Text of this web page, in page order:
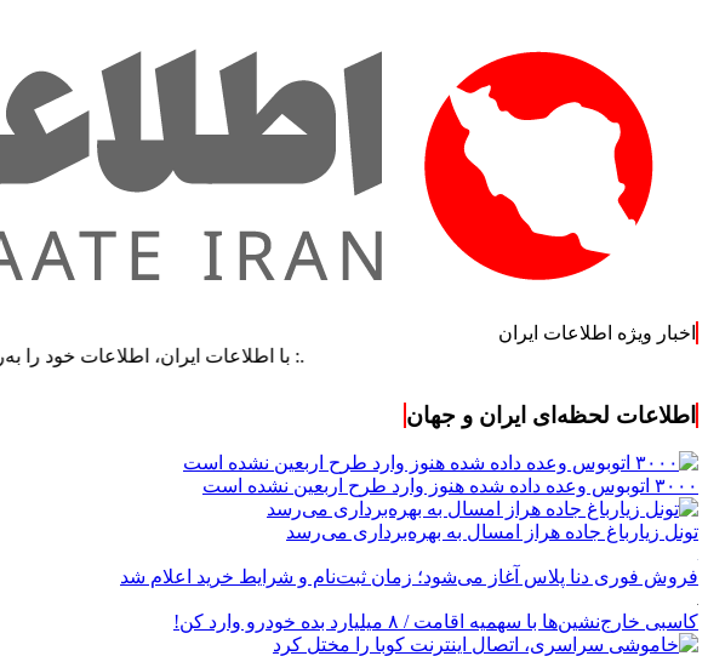
اخبار ویژه اطلاعات ایران
.: با اطلاعات ایران، اطلاعات خود را به‌روز کنید :.
اطلاعات لحظه‌ای ایران و جهان
۳۰۰۰ اتوبوس وعده داده شده هنوز وارد طرح اربعین نشده است
تونل زیارباغ جاده هراز امسال به بهره‌برداری می‌رسد
فروش فوری دنا پلاس آغاز می‌شود؛ زمان ثبت‌نام و شرایط خرید اعلام شد
کاسبی خارج‌نشین‌ها با سهمیه اقامت / ۸ میلیارد بده خودرو وارد کن!